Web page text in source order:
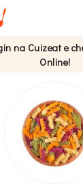
na Cuizeat e
Online!